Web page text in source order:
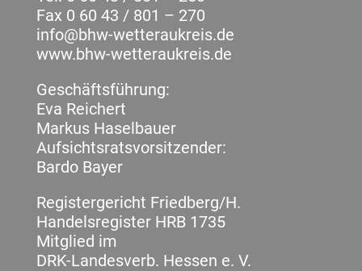
Fax 0 60 43 / 801 – 270
info@bhw-wetteraukreis.de
www.bhw-wetteraukreis.de
Geschäftsführung:
Eva Reichert
Markus Haselbauer
Aufsichtsratsvorsitzender:
Bardo Bayer
Registergericht Friedberg/H.
Handelsregister HRB 1735
Mitglied im
DRK-Landesverb. Hessen e. V.